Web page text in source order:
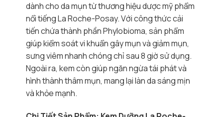
dành cho da mụn từ thương hiệu dược mỹ phẩm
nổi tiếng La Roche-Posay. Với công thức cải
tiến chứa thành phần Phylobioma, sản phẩm
giúp kiểm soát vi khuẩn gây mụn và giảm mụn,
sưng viêm nhanh chóng chỉ sau 8 giờ sử dụng.
Ngoài ra, kem còn giúp ngăn ngừa tái phát và
hình thành thâm mụn, mang lại làn da sáng mịn
và khỏe mạnh.